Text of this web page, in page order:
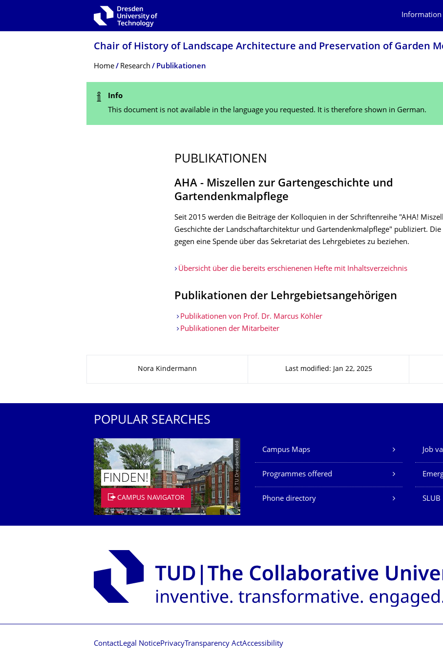
Chair of History of Landscape Architecture and Preservation of Garden
Breadcrumb Menu
Home Research Publikationen
Status Message
Info
This document is not available in the language you requested. It is therefore shown in German.
PUBLIKATIONEN
AHA - Miszellen zur Gartengeschichte und
Gartendenkmalpflege
Seit 2015 werden die Beiträge der Kolloquien in der Schriftenreihe "AHA!
Geschichte der Landschaftarchitektur und Gartendenkmalpflege" publiziert. Die
gegen eine Spende über das Sekretariat des Lehrgebietes zu beziehen.
Übersicht über die bereits erschienenen Hefte mit Inhaltsverzeichnis
Publikationen der Lehrgebietsangehörigen
Publikationen von Prof. Dr. Marcus Köhler
Publikationen der Mitarbeiter
Nora Kindermann Last modified: Jan 22, 2025
POPULAR SEARCHES
© TU Dresden/Eckold
FINDEN!
CAMPUS NAVIGATOR
Our Services
Campus Maps Job
Programmes offered
Phone directory SLUB
ContactLegal NoticePrivacyTransparency ActAccessibility